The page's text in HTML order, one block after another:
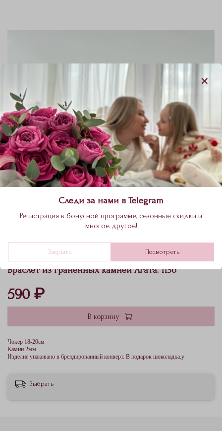
Браслет из граненных камней Агата. 1136
590 ₽
В корзину
Чокер 18-20см
Камни 2мм.
Изделие упаковано в брендированный конверт. В подарок шоколадка.у
Выбрать
Следи за нами в Telegram
Регистрация в бонусной программе, сезонные скидки и
многое другое!
Закрыть Посмотреть